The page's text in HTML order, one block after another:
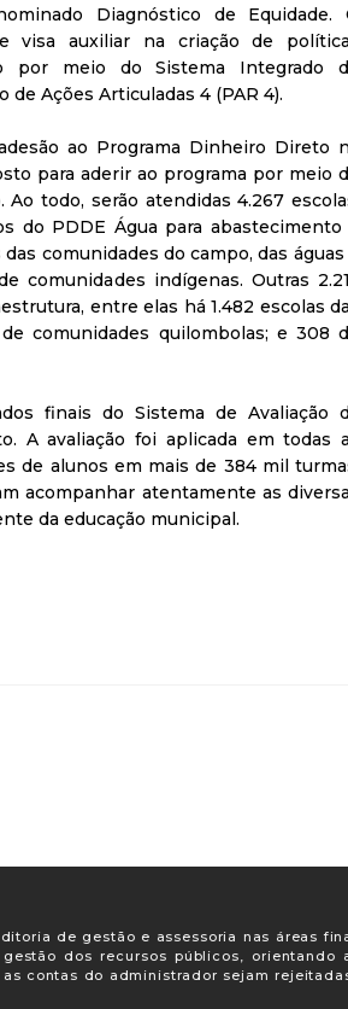
Diagnóstico de Equidade.
visa auxiliar na criação de
por meio do Sistema Integrado
Ações Articuladas 4 (PAR 4).
ao Programa Dinheiro Direto
para aderir ao programa por meio
todo, serão atendidas 4.267
do PDDE Água para abastecimento
comunidades do campo, das águas
comunidades indígenas. Outras
entre elas há 1.482 escolas
comunidades quilombolas; e 308
finais do Sistema de Avaliação
A avaliação foi aplicada em todas
de alunos em mais de 384 mil
acompanhar atentamente as
da educação municipal.
de gestão e assessoria nas áreas
dos recursos públicos, orientando
contas do administrador sejam